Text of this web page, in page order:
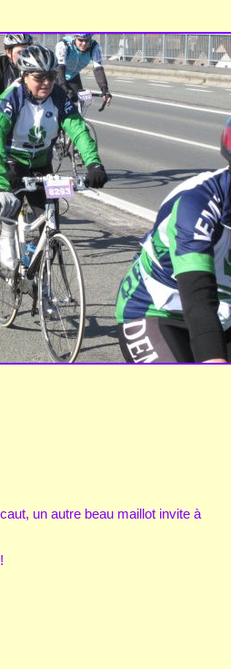
un autre beau maillot invite à